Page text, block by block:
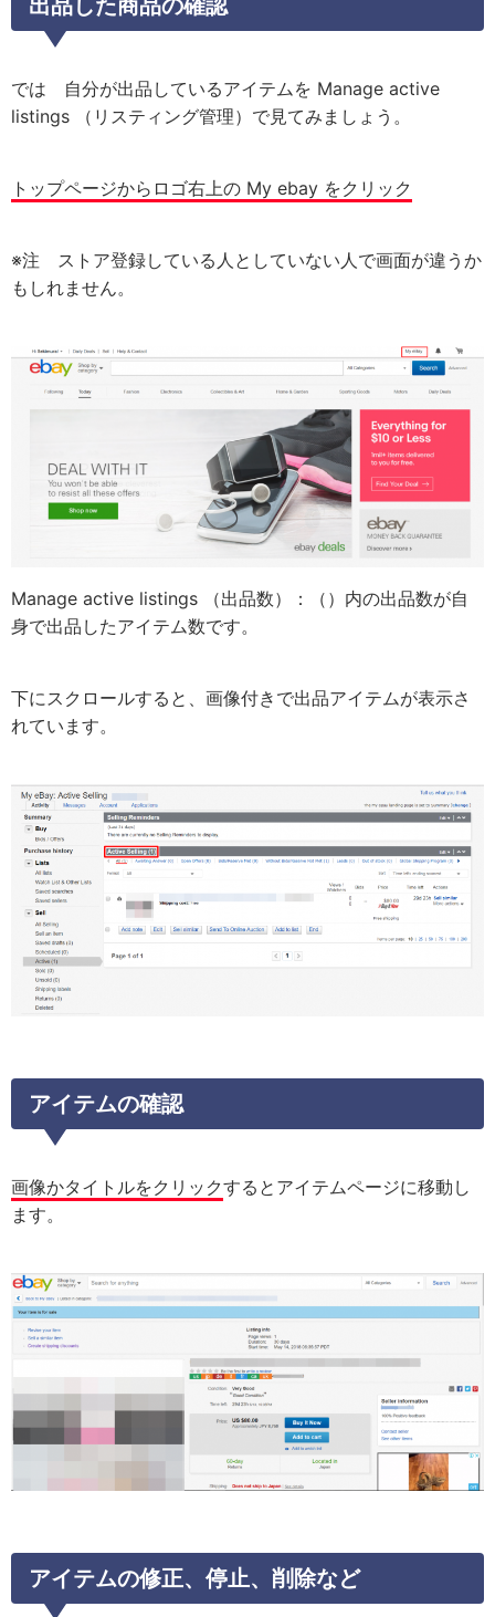
では 自分が出品しているアイテムを Manage active
listings （リスティング管理）で見てみましょう。
トップページからロゴ右上の My ebay をクリック
※注 ストア登録している人としていない人で画面が違うか
もしれません。
Manage active listings （出品数）：（）内の出品数が自
身で出品したアイテム数です。
下にスクロールすると、画像付きで出品アイテムが表示さ
れています。
アイテムの確認
画像かタイトルをクリックするとアイテムページに移動し
ます。
アイテムの修正、停止、削除など